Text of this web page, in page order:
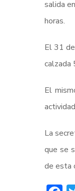
salida
horas.
El 31
calzada
El
La
que se
de esta